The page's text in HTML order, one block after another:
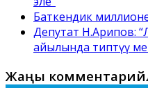
Баткендик
Депутат Н.Арипов:
айылында типтүү
Жаңы